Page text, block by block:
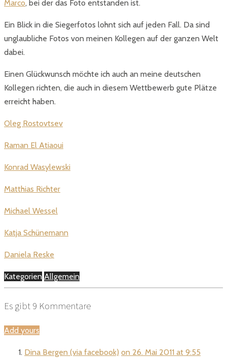
Marco, bei der das Foto entstanden ist.
Ein Blick in die Siegerfotos lohnt sich auf jeden Fall. Da sind
unglaubliche Fotos von meinen Kollegen auf der ganzen Welt
dabei.
Einen Glückwunsch möchte ich auch an meine deutschen
Kollegen richten, die auch in diesem Wettbewerb gute Plätze
erreicht haben.
Oleg Rostovtsev
Raman El Atiaoui
Konrad Wasylewski
Matthias Richter
Michael Wessel
Katja Schünemann
Daniela Reske
Kategorien Allgemein
Es gibt 9 Kommentare
Add yours
Dina Bergen (via facebook) on 26. Mai 2011 at 9:55